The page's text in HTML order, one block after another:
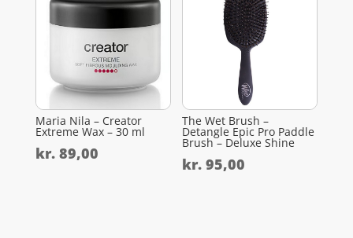
Maria Nila – Creator
Extreme Wax – 30 ml
kr.89,00
The Wet Brush –
Detangle Epic Pro Paddle
Brush – Deluxe Shine
kr. 95,00